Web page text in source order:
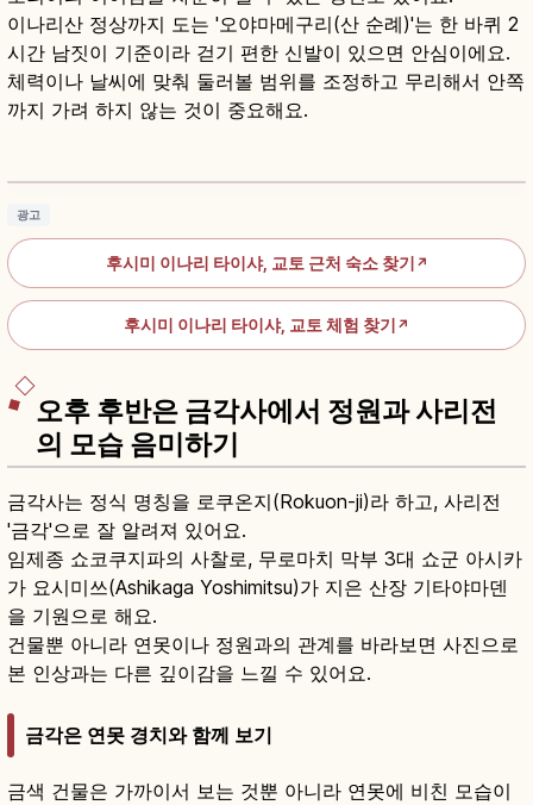
이나리산 정상까지 도는 '오야마메구리(산 순례)'는 한 바퀴 2
시간 남짓이 기준이라 걷기 편한 신발이 있으면 안심이에요.
체력이나 날씨에 맞춰 둘러볼 범위를 조정하고 무리해서 안쪽
까지 가려 하지 않는 것이 중요해요.
후시미 이나리 타이샤란?｜교토 이나리 총본궁·
광고
후시미 이나리 타이샤, 교토 근처 숙소 찾기 ↗
후시미 이나리 타이샤, 교토 체험 찾기 ↗
오후 후반은 금각사에서 정원과 사리전
의 모습 음미하기
금각사는 정식 명칭을 로쿠온지(Rokuon-ji)라 하고, 사리전
'금각'으로 잘 알려져 있어요.
임제종 쇼코쿠지파의 사찰로, 무로마치 막부 3대 쇼군 아시카
가 요시미쓰(Ashikaga Yoshimitsu)가 지은 산장 기타야마덴
을 기원으로 해요.
건물뿐 아니라 연못이나 정원과의 관계를 바라보면 사진으로
본 인상과는 다른 깊이감을 느낄 수 있어요.
금각은 연못 경치와 함께 보기
금색 건물은 가까이서 보는 것뿐 아니라 연못에 비친 모습이